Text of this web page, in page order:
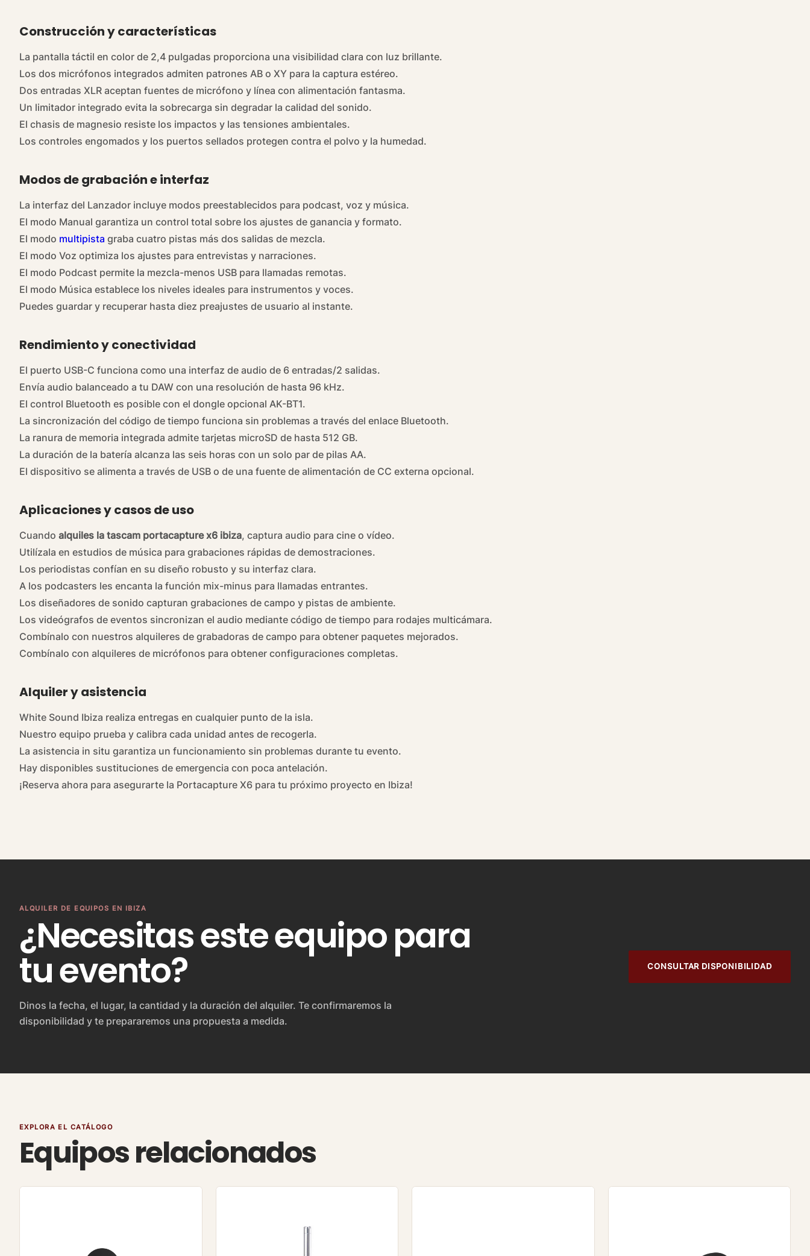
Construcción y características
La pantalla táctil en color de 2,4 pulgadas proporciona una visibilidad clara con luz brillante.
Los dos micrófonos integrados admiten patrones AB o XY para la captura estéreo.
Dos entradas XLR aceptan fuentes de micrófono y línea con alimentación fantasma.
Un limitador integrado evita la sobrecarga sin degradar la calidad del sonido.
El chasis de magnesio resiste los impactos y las tensiones ambientales.
Los controles engomados y los puertos sellados protegen contra el polvo y la humedad.
Modos de grabación e interfaz
La interfaz del Lanzador incluye modos preestablecidos para podcast, voz y música.
El modo Manual garantiza un control total sobre los ajustes de ganancia y formato.
El modo multipista graba cuatro pistas más dos salidas de mezcla.
El modo Voz optimiza los ajustes para entrevistas y narraciones.
El modo Podcast permite la mezcla-menos USB para llamadas remotas.
El modo Música establece los niveles ideales para instrumentos y voces.
Puedes guardar y recuperar hasta diez preajustes de usuario al instante.
Rendimiento y conectividad
El puerto USB-C funciona como una interfaz de audio de 6 entradas/2 salidas.
Envía audio balanceado a tu DAW con una resolución de hasta 96 kHz.
El control Bluetooth es posible con el dongle opcional AK-BT1.
La sincronización del código de tiempo funciona sin problemas a través del enlace Bluetooth.
La ranura de memoria integrada admite tarjetas microSD de hasta 512 GB.
La duración de la batería alcanza las seis horas con un solo par de pilas AA.
El dispositivo se alimenta a través de USB o de una fuente de alimentación de CC externa opcional.
Aplicaciones y casos de uso
Cuando alquiles la tascam portacapture x6 ibiza, captura audio para cine o vídeo.
Utilízala en estudios de música para grabaciones rápidas de demostraciones.
Los periodistas confían en su diseño robusto y su interfaz clara.
A los podcasters les encanta la función mix-minus para llamadas entrantes.
Los diseñadores de sonido capturan grabaciones de campo y pistas de ambiente.
Los videógrafos de eventos sincronizan el audio mediante código de tiempo para rodajes multicámara.
Combínalo con nuestros alquileres de grabadoras de campo para obtener paquetes mejorados.
Combínalo con alquileres de micrófonos para obtener configuraciones completas.
Alquiler y asistencia
White Sound Ibiza realiza entregas en cualquier punto de la isla.
Nuestro equipo prueba y calibra cada unidad antes de recogerla.
La asistencia in situ garantiza un funcionamiento sin problemas durante tu evento.
Hay disponibles sustituciones de emergencia con poca antelación.
¡Reserva ahora para asegurarte la Portacapture X6 para tu próximo proyecto en Ibiza!
ALQUILER DE EQUIPOS EN IBIZA
¿Necesitas este equipo para
tu evento?
Dinos la fecha, el lugar, la cantidad y la duración del alquiler. Te confirmaremos la
disponibilidad y te prepararemos una propuesta a medida.
CONSULTAR DISPONIBILIDAD
EXPLORA EL CATÁLOGO
Equipos relacionados